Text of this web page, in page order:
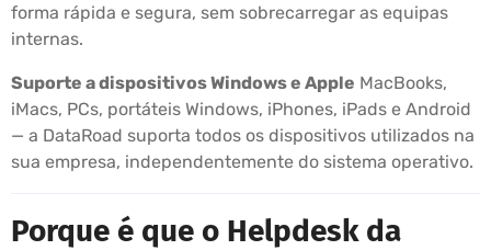
forma rápida e segura, sem sobrecarregar as equipas
internas.
Suporte a dispositivos Windows e Apple MacBooks,
iMacs, PCs, portáteis Windows, iPhones, iPads e Android
— a DataRoad suporta todos os dispositivos utilizados na
sua empresa, independentemente do sistema operativo.
Porque é que o Helpdesk da